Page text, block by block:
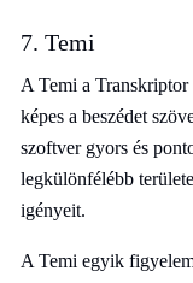
7. Temi
A Temi a
képes a beszédet
szoftver gyors és
legkülönfélébb
igényeit.
A Temi egyik